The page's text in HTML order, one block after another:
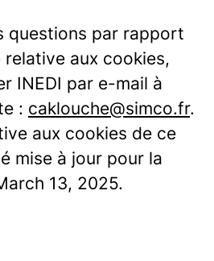
questions par rapport
aux cookies,
INEDI par e-mail à
: caklouche@simco.fr.
aux cookies de ce
mise à jour pour la
13, 2025.